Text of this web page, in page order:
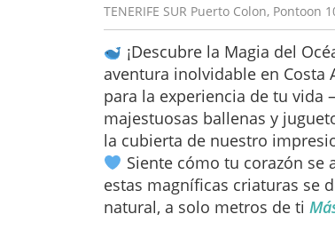
TENERIFE SUR Puerto Colon, Pontoon
¡Descubre la Magia del
aventura inolvidable en Costa
para la experiencia de tu vida
majestuosas ballenas y
la cubierta de nuestro
Siente cómo tu corazón se
estas magníficas criaturas se
natural, a solo metros de ti